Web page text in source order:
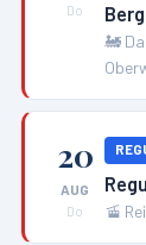
Do
🚂
20
AUG
Do
🚡